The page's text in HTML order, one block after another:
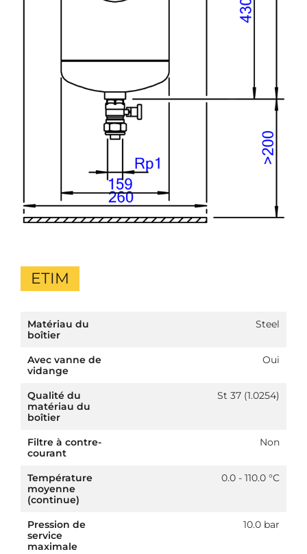
ETIM
Matériau du
boîtier
Steel
Avec vanne de
vidange
Oui
Qualité du
matériau du
boîtier
St 37 (1.0254)
Filtre à contre-
courant
Non
Température
moyenne
(continue)
0.0 - 110.0 °C
Pression de
service
maximale
10.0 bar